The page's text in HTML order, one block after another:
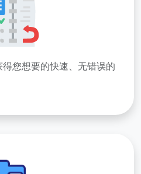
您想要的快速、无错误的